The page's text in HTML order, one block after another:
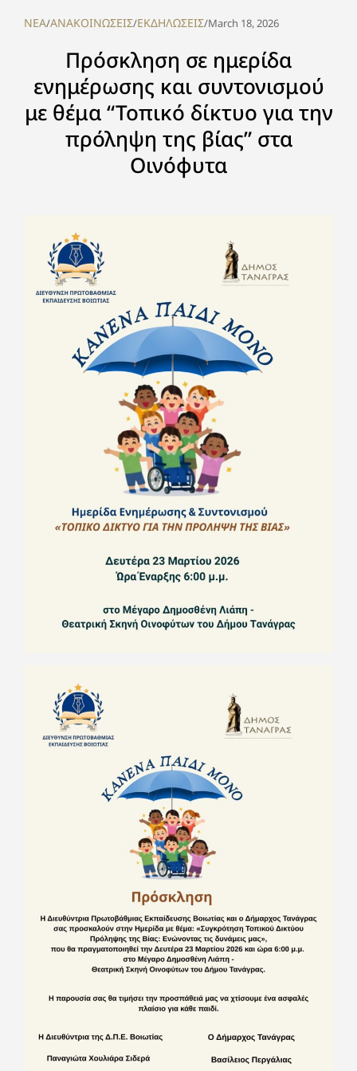
NEA/ΑΝΑΚΟΙΝΩΣΕΙΣ/ΕΚΔΗΛΩΣΕΙΣ/March 18, 2026
Πρόσκληση σε ημερίδα
ενημέρωσης και συντονισμού
με θέμα “Τοπικό δίκτυο για την
πρόληψη της βίας” στα
Οινόφυτα